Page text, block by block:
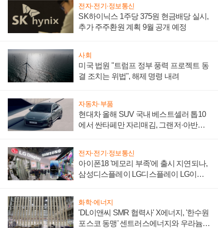
전자·전기·정보통신
SK하이닉스 1주당 375원 현금배당 실시,
추가 주주환원 계획 9월 공개 예정
사회
미국 법원 "트럼프 정부 풍력 프로젝트 동
결 조치는 위법", 해제 명령 내려
자동차·부품
현대차 올해 SUV 국내 베스트셀러 톱10
에서 싼타페만 자리매김, 그랜저·아반떼
전자·전기·정보통신
아이폰18 '메모리 부족'에 출시 지연되나,
삼성디스플레이 LG디스플레이 LG이노
화학·에너지
'DL이앤씨 SMR 협력사' X에너지, '한수원
포스코 동맹' 센트러스에너지와 우라늄